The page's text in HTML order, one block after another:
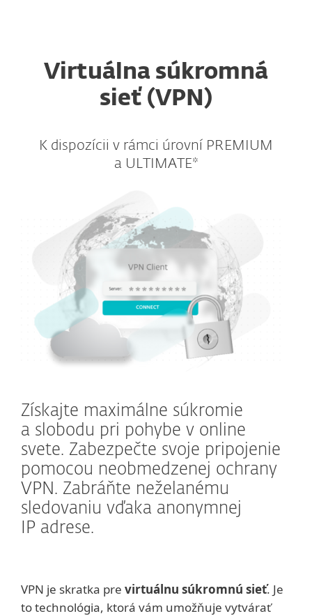
Virtuálna súkromná
sieť (VPN)
K dispozícii v rámci úrovní PREMIUM
a ULTIMATE*
Získajte maximálne súkromie
a slobodu pri pohybe v online
svete. Zabezpečte svoje pripojenie
pomocou neobmedzenej ochrany
VPN. Zabráňte neželanému
sledovaniu vďaka anonymnej
IP adrese.
VPN je skratka pre virtuálnu súkromnú sieť. Je
to technológia, ktorá vám umožňuje vytvárať